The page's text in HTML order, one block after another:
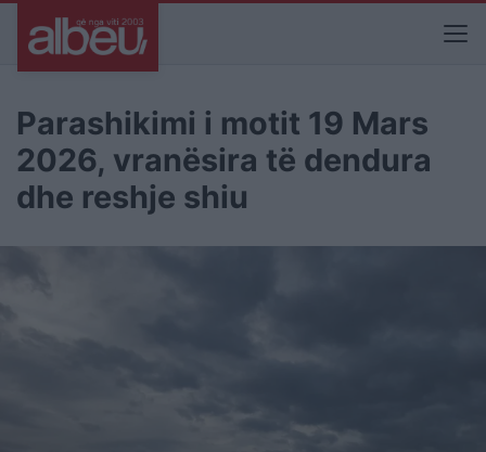
Parashikimi i motit 19 Mars
2026, vranësira të dendura
dhe reshje shiu